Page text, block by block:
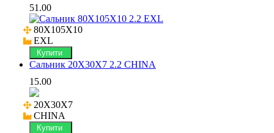
51.00
80X105X10
EXL
Купити
Сальник 20X30X7 2.2 CHINA
15.00
20X30X7
CHINA
Купити